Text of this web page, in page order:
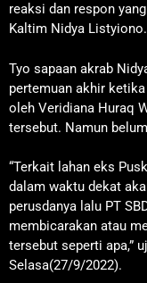
reaksi dan respon
Kaltim Nidya Listyiono.
Tyo sapaan akrab
pertemuan akhir
oleh Veridiana Huraq
tersebut. Namun
“Terkait lahan eks
dalam waktu dekat
perusdanya lalu PT
membicarakan atau
tersebut seperti apa,”
Selasa(27/9/2022).